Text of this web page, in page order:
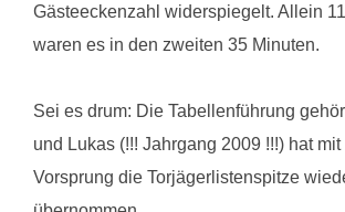
Gästeeckenzahl widerspiegelt. Allein
waren es in den zweiten 35 Minuten.
Sei es drum: Die Tabellenführung
und Lukas (!!! Jahrgang 2009 !!!) hat mit
Vorsprung die Torjägerlistenspitze